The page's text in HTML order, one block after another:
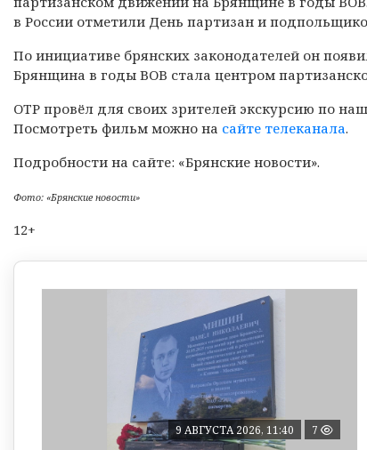
в России отметили День партизан и
По инициативе брянских законодателей он
Брянщина в годы ВОВ стала центром
ОТР провёл для своих зрителей экскурсию по
Посмотреть фильм можно на сайте телеканала.
Подробности на сайте: «Брянские новости».
Фото: «Брянские новости»
12+
9 АВГУСТА 2026, 11:40 7